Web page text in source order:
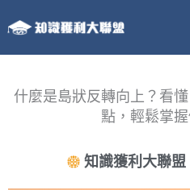
至
主
什麼是島狀反轉向上？看
點，輕鬆掌
知識獲利大聯盟